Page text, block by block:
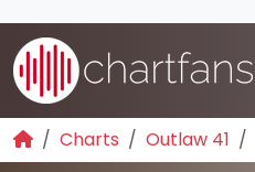
Charts Outlaw 41